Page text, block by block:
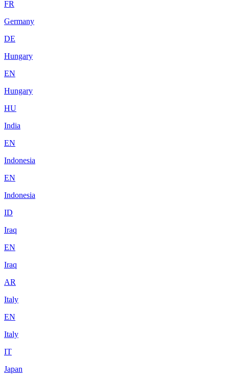
FR
Germany
DE
Hungary
EN
Hungary
HU
India
EN
Indonesia
EN
Indonesia
ID
Iraq
EN
Iraq
AR
Italy
EN
Italy
IT
Japan